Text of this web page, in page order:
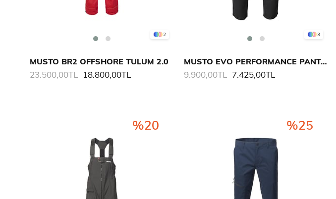
2
MUSTO BR2 OFFSHORE TULUM 2.0
18.800,00TL
23.500,00TL
3
MUSTO EVO PERFORMANCE PANTALON
7.425,00TL
9.900,00TL
%20 %25